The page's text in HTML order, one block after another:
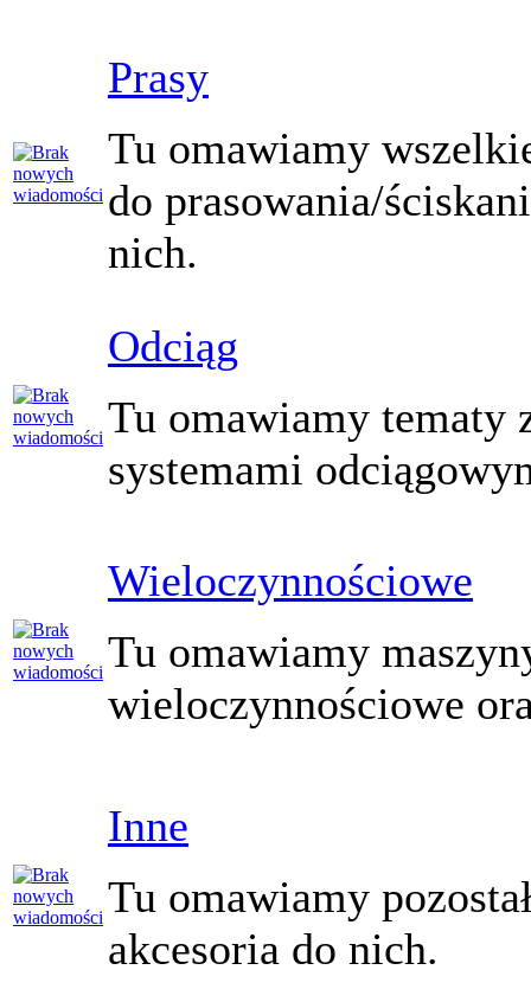
Prasy
Tu omawiamy
do prasowania/
nich.
Odciąg
Tu omawiamy tematy
systemami
Wieloczynnościowe
Tu omawiamy
wieloczynnościowe
Inne
Tu omawiamy
akcesoria do nich.